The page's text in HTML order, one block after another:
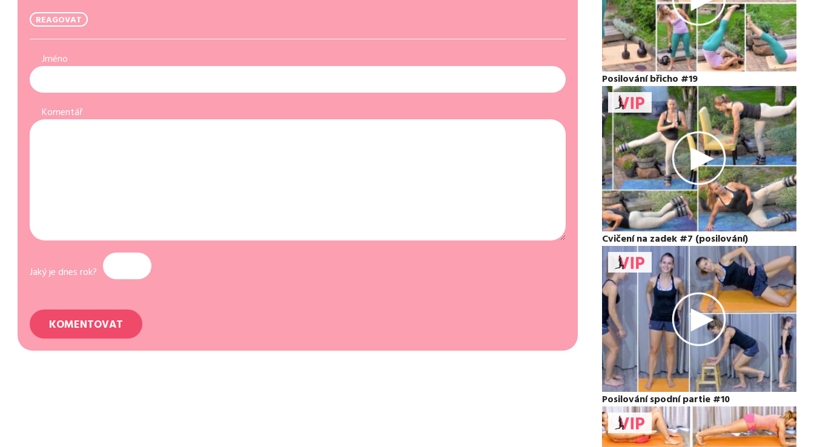
Posilování břicho #19
Cvičení na zadek #7 (posilování)
Posilování spodní partie #10
REAGOVAT
Jméno
Komentář
Jaký je dnes rok?